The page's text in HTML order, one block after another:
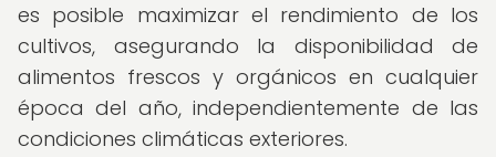
es posible maximizar el rendimiento de los
cultivos, asegurando la disponibilidad de
alimentos frescos y orgánicos en cualquier
época del año, independientemente de las
condiciones climáticas exteriores.